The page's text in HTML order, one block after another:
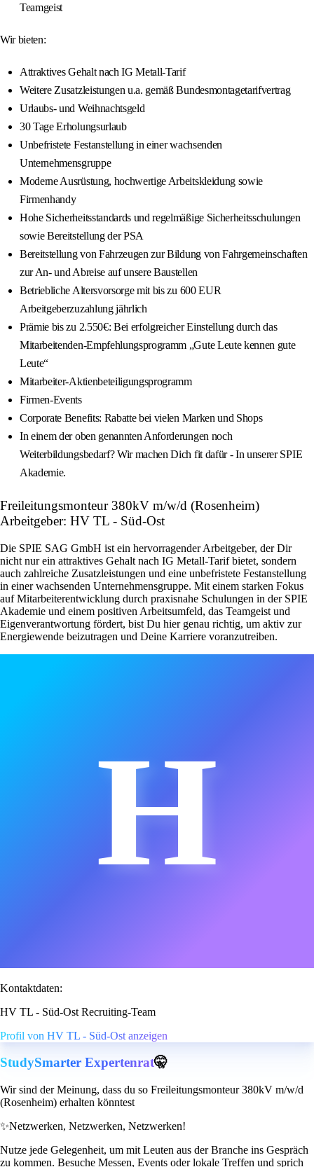
Teamgeist
Wir bieten:
Attraktives Gehalt nach IG Metall-Tarif
Weitere Zusatzleistungen u.a. gemäß Bundesmontagetarifvertrag
Urlaubs- und Weihnachtsgeld
30 Tage Erholungsurlaub
Unbefristete Festanstellung in einer wachsenden
Unternehmensgruppe
Moderne Ausrüstung, hochwertige Arbeitskleidung sowie
Firmenhandy
Hohe Sicherheitsstandards und regelmäßige Sicherheitsschulungen
sowie Bereitstellung der PSA
Bereitstellung von Fahrzeugen zur Bildung von Fahrgemeinschaften
zur An- und Abreise auf unsere Baustellen
Betriebliche Altersvorsorge mit bis zu 600 EUR
Arbeitgeberzuzahlung jährlich
Prämie bis zu 2.550€: Bei erfolgreicher Einstellung durch das
Mitarbeitenden-Empfehlungsprogramm „Gute Leute kennen gute
Leute“
Mitarbeiter-Aktienbeteiligungsprogramm
Firmen-Events
Corporate Benefits: Rabatte bei vielen Marken und Shops
In einem der oben genannten Anforderungen noch
Weiterbildungsbedarf? Wir machen Dich fit dafür - In unserer SPIE
Akademie.
Freileitungsmonteur 380kV m/w/d (Rosenheim)
Arbeitgeber: HV TL - Süd-Ost
Die SPIE SAG GmbH ist ein hervorragender Arbeitgeber, der Dir
nicht nur ein attraktives Gehalt nach IG Metall-Tarif bietet, sondern
auch zahlreiche Zusatzleistungen und eine unbefristete Festanstellung
in einer wachsenden Unternehmensgruppe. Mit einem starken Fokus
auf Mitarbeiterentwicklung durch praxisnahe Schulungen in der SPIE
Akademie und einem positiven Arbeitsumfeld, das Teamgeist und
Eigenverantwortung fördert, bist Du hier genau richtig, um aktiv zur
Energiewende beizutragen und Deine Karriere voranzutreiben.
H
Kontaktdaten:
HV TL - Süd-Ost Recruiting-Team
Profil von HV TL - Süd-Ost anzeigen
StudySmarter Expertenrat🤫
Wir sind der Meinung, dass du so Freileitungsmonteur 380kV m/w/d
(Rosenheim) erhalten könntest
✨Netzwerken, Netzwerken, Netzwerken!
Nutze jede Gelegenheit, um mit Leuten aus der Branche ins Gespräch
zu kommen. Besuche Messen, Events oder lokale Treffen und sprich